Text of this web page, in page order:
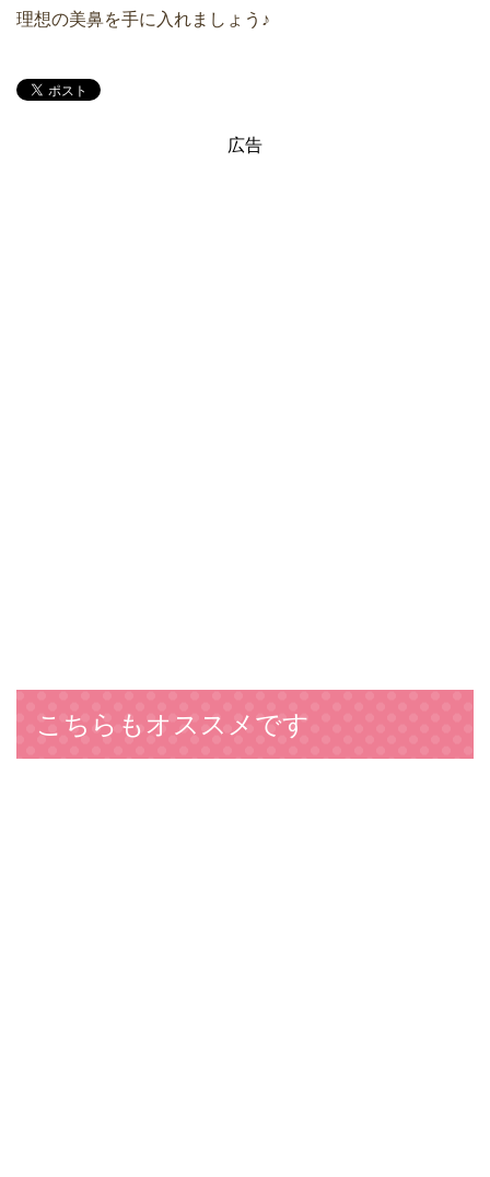
理想の美鼻を手に入れましょう♪
広告
こちらもオススメです